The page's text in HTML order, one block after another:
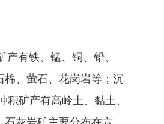
产有铁、锰、铜、铅、
棉、萤石、花岗岩等；沉
矿产有高岭土、黏土、